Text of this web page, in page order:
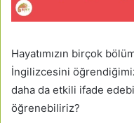
Hayatımızın birçok
İngilizcesini
daha da etkili ifade
öğrenebiliriz?